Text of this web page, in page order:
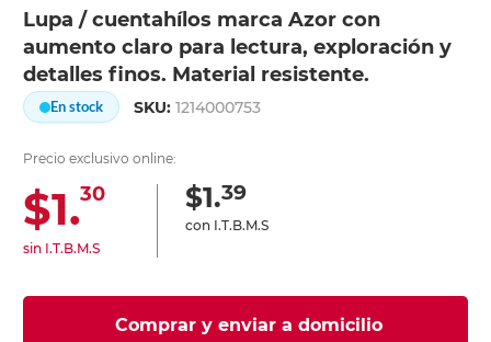
Lupa / cuentahílos marca Azor con
aumento claro para lectura, exploración y
detalles finos. Material resistente.
En stock SKU:1214000753
Precio exclusivo online:
$1.30
sin I.T.B.M.S
$1.39
con I.T.B.M.S
Comprar y enviar a domicilio